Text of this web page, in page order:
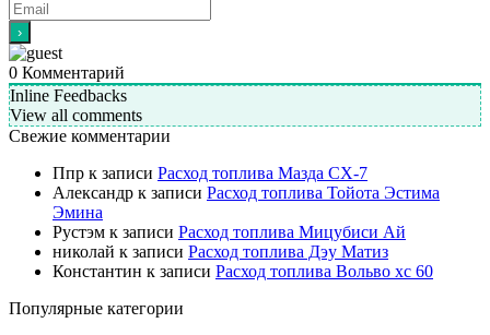
0 Комментарий
Inline Feedbacks
View all comments
Свежие комментарии
Ппр к записи Расход топлива Мазда СХ-7
Александр к записи Расход топлива Тойота Эстима
Эмина
Рустэм к записи Расход топлива Мицубиси Ай
николай к записи Расход топлива Дэу Матиз
Константин к записи Расход топлива Вольво хс 60
Популярные категории